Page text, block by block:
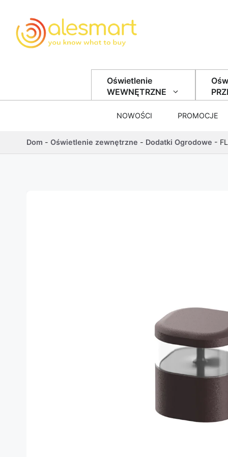
Oświetlenie
WEWNĘTRZNE
NOWOŚCI PROMOCJE
Dom - Oświetlenie zewnętrzne - Dodatki Ogrodowe -